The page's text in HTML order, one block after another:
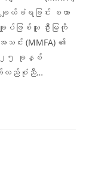
ယ်ခံရခြင်း စထာ
ပ်ဖြစ်သူ ဦးမြကို
းအသင်း (MMFA) ၏
၂၅ ခုနှစ်
တ်လည်စုံညီ…